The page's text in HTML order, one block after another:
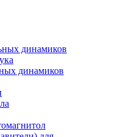
динамиков
динамиков